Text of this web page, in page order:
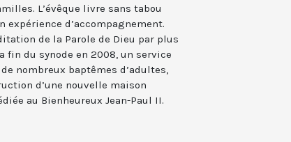
L’évêque livre sans tabou
expérience d’accompagnement.
de la Parole de Dieu par plus
du synode en 2008, un service
nombreux baptêmes d’adultes,
d’une nouvelle maison
au Bienheureux Jean-Paul II.